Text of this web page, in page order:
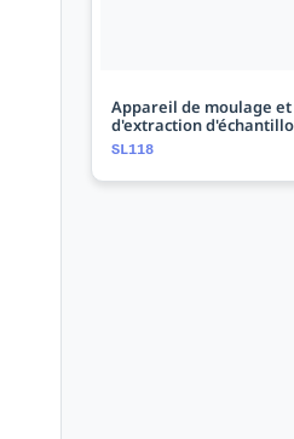
Appareil de moulage et
d'extraction
SL118